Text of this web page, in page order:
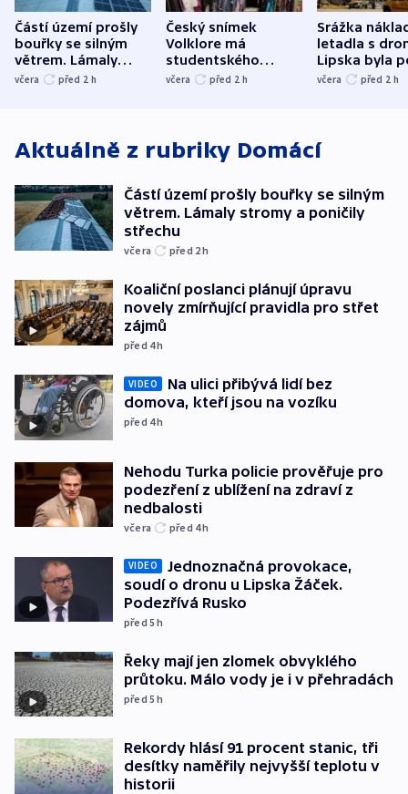
Částí území prošly
bouřky se silným
větrem. Lámaly
stromy a poničily
včera před 2 h
Český snímek
Volklore má
studentského
Oscara, zabojuje o
včera před 2 h
Srážka
letadla s
Lipska byla
německého
včera před 2 h
Aktuálně z rubriky Domácí
Částí území prošly bouřky se silným
větrem. Lámaly stromy a poničily
střechu
včera před 2h
Koaliční poslanci plánují úpravu
novely zmírňující pravidla pro střet
zájmů
před 4h
VIDEO
Na ulici přibývá lidí bez
domova, kteří jsou na vozíku
před 4h
Nehodu Turka policie prověřuje pro
podezření z ublížení na zdraví z
nedbalosti
včera před 4h
VIDEO
Jednoznačná provokace,
soudí o dronu u Lipska Žáček.
Podezřívá Rusko
před 5h
Řeky mají jen zlomek obvyklého
průtoku. Málo vody je i v přehradách
před 5h
Rekordy hlásí 91 procent stanic, tři
desítky naměřily nejvyšší teplotu v
historii